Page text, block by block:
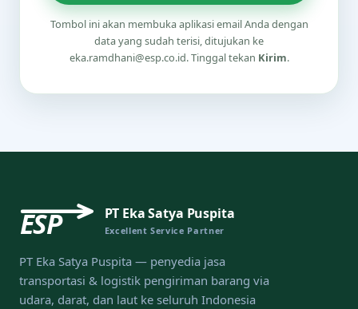
Tombol ini akan membuka aplikasi email Anda dengan
data yang sudah terisi, ditujukan ke
eka.ramdhani@esp.co.id. Tinggal tekan Kirim.
ESP PT Eka Satya Puspita
Excellent Service Partner
PT Eka Satya Puspita — penyedia jasa
transportasi & logistik pengiriman barang via
udara, darat, dan laut ke seluruh Indonesia